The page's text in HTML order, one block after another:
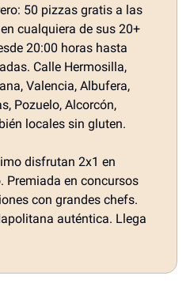
50 pizzas gratis a las
cualquiera de sus 20+
20:00 horas hasta
Calle Hermosilla,
Valencia, Albufera,
Pozuelo, Alcorcón,
locales sin gluten.
disfrutan 2x1 en
Premiada en concursos
con grandes chefs.
auténtica. Llega